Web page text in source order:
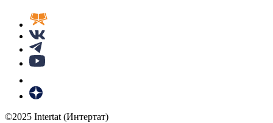
©2025 Intertat (Интертат)